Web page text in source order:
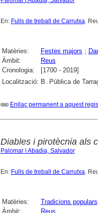
En: Fulls de treball de Carrutxa.
Matèries: Festes majors ;
Àmbit:
Reus
Cronologia:
[1700 - 2019]
Localització: B. Pública de
Enllaç permanent a aquest
Diables i pirotècnia als
Palomar i Abadia, Salvador
En: Fulls de treball de Carrutxa.
Matèries: Tradicions populars
Àmbit:
Reus